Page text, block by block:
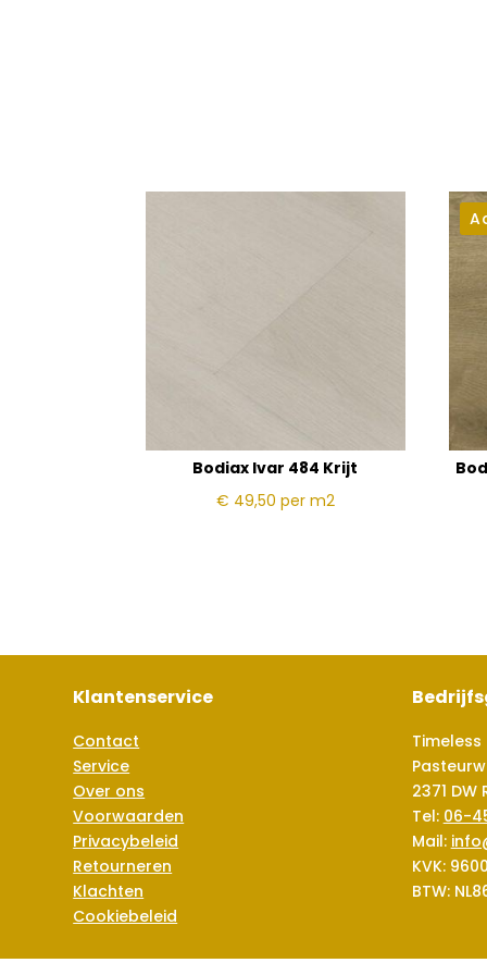
Bodiax Ivar 484 Krijt
€ 49,50 per m2
Klantenservice
Contact
Service
Over ons
Voorwaarden
Privacybeleid
Retourneren
Klachten
Cookiebeleid
Timeless
2371
Tel: 06-
Mail:
KVK:
BTW: